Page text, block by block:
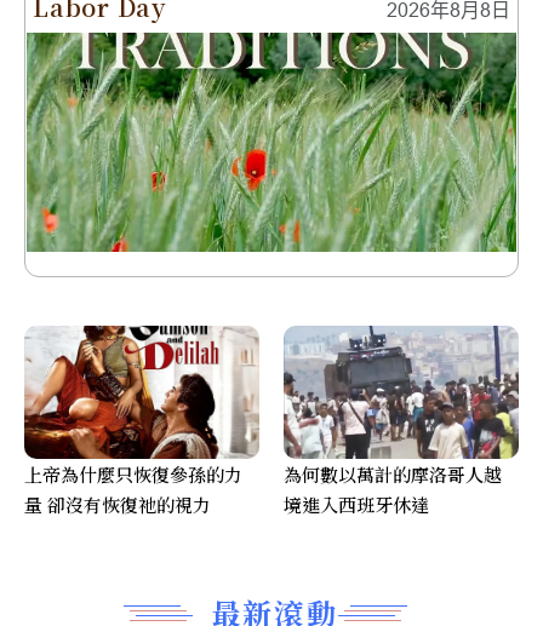
2026年8月8日
最新滾動
上帝為什麼只恢復參孫的力
量 卻沒有恢復祂的視力
為何數以萬計的摩洛哥人越
境進入西班牙休達